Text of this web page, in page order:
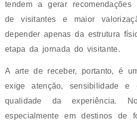
tendem a gerar recomendações
de visitantes e maior
depender apenas da estrutura
etapa da jornada do visitante.
A arte de receber, portanto, é
exige atenção, sensibilidade e
qualidade da experiência.
especialmente em destinos de